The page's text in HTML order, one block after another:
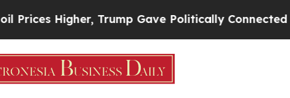
Trump Gave Politically Connected oil